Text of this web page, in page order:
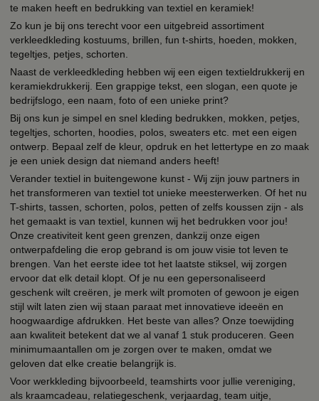
te maken heeft en bedrukking van textiel en keramiek!
Zo kun je bij ons terecht voor een uitgebreid assortiment
verkleedkleding kostuums, brillen, fun t-shirts, hoeden, mokken,
tegeltjes, petjes, schorten.
Naast de verkleedkleding hebben wij een eigen textieldrukkerij en
keramiekdrukkerij. Een grappige tekst, een slogan, een quote je
bedrijfslogo, een naam, foto of een unieke print?
Bij ons kun je simpel en snel kleding bedrukken, mokken, petjes,
tegeltjes, schorten, hoodies, polos, sweaters etc. met een eigen
ontwerp. Bepaal zelf de kleur, opdruk en het lettertype en zo maak
je een uniek design dat niemand anders heeft!
Verander textiel in buitengewone kunst - Wij zijn jouw partners in
het transformeren van textiel tot unieke meesterwerken. Of het nu
T-shirts, tassen, schorten, polos, petten of zelfs koussen zijn - als
het gemaakt is van textiel, kunnen wij het bedrukken voor jou!
Onze creativiteit kent geen grenzen, dankzij onze eigen
ontwerpafdeling die erop gebrand is om jouw visie tot leven te
brengen. Van het eerste idee tot het laatste stiksel, wij zorgen
ervoor dat elk detail klopt. Of je nu een gepersonaliseerd
geschenk wilt creëren, je merk wilt promoten of gewoon je eigen
stijl wilt laten zien wij staan paraat met innovatieve ideeën en
hoogwaardige afdrukken. Het beste van alles? Onze toewijding
aan kwaliteit betekent dat we al vanaf 1 stuk produceren. Geen
minimumaantallen om je zorgen over te maken, omdat we
geloven dat elke creatie belangrijk is.
Voor werkkleding bijvoorbeeld, teamshirts voor jullie vereniging,
als kraamcadeau, relatiegeschenk, verjaardag, team uitje,